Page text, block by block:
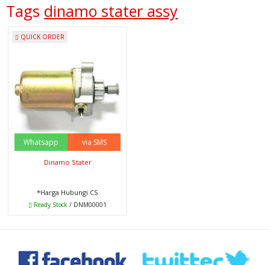
Tags dinamo stater assy
QUICK ORDER
Whatsapp via SMS
Dinamo Stater
*Harga Hubungi CS
Ready Stock / DNM00001